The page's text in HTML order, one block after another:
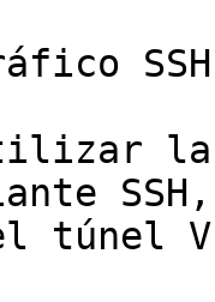
SSH
la
túnel